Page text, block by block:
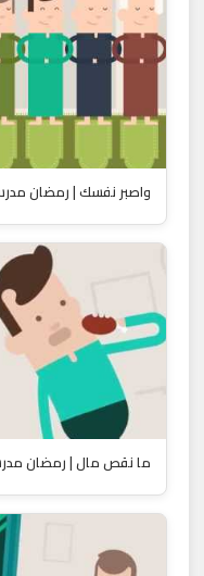
واصبر نفسك | رمضان
ما نقص مال | رمضان